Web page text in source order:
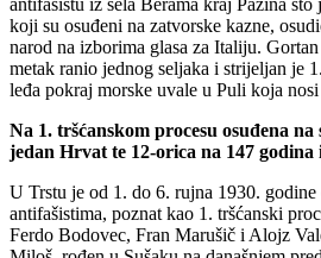
koji su osuđeni na zatvorske kazne,
narod na izborima glasa za Italiju.
metak ranio jednog seljaka i strijeljan je
leđa pokraj morske uvale u Puli koja
Na 1. tršćanskom procesu osuđena
jedan Hrvat te 12-orica na 147 godina
U Trstu je od 1. do 6. rujna 1930. godine
antifašistima, poznat kao 1. tršćanski
Ferdo Bodovec, Fran Marušič i Alojz